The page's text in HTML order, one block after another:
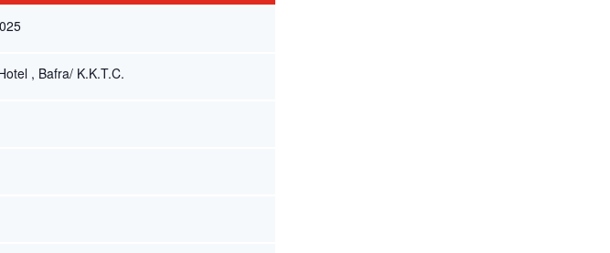
, Bafra/ K.K.T.C.